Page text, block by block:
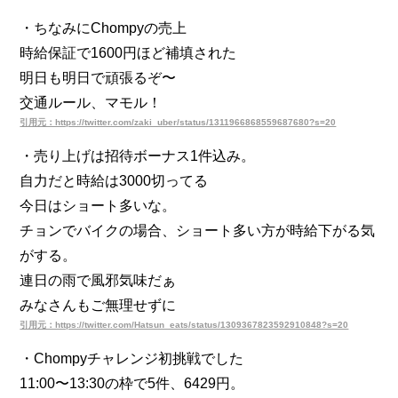
・ちなみにChompyの売上
時給保証で1600円ほど補填された
明日も明日で頑張るぞ〜
交通ルール、マモル！
引用元：https://twitter.com/zaki_uber/status/1311966868559687680?s=20
・売り上げは招待ボーナス1件込み。
自力だと時給は3000切ってる
今日はショート多いな。
チョンでバイクの場合、ショート多い方が時給下がる気
がする。
連日の雨で風邪気味だぁ
みなさんもご無理せずに
引用元：https://twitter.com/Hatsun_eats/status/1309367823592910848?s=20
・Chompyチャレンジ初挑戦でした
11:00〜13:30の枠で5件、6429円。